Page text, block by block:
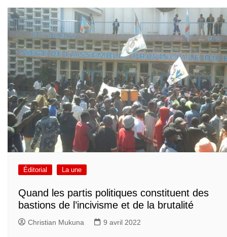
Éditorial La une
Quand les partis politiques constituent des
bastions de l’incivisme et de la brutalité
Christian Mukuna 9 avril 2022